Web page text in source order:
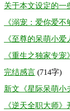
关于本文设定的一
《溺宠：爱你爱
《至尊的呆萌小
《重生之独家专
完结感言 (714字)
新文《星际呆萌小
《逆天全职大师